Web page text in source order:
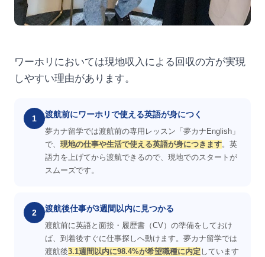
ワーホリにおいては現地収入による回収の方が実現
しやすい理由があります。
1 渡航前にワーホリで使える英語が身につく
夢カナ留学では渡航前の専用レッスン「夢カナEnglish」
で、 現地の仕事や生活で使える英語が身につきます。英
語力を上げてから渡航できるので、現地でのスタートが
スムーズです。
2 渡航後仕事が3週間以内に見つかる
渡航前に英語と面接・履歴書（CV）の準備をしておけ
ば、到着後すぐに仕事探しへ動けます。夢カナ留学では
渡航後3.1週間以内に98.4%が希望職種に内定 しています